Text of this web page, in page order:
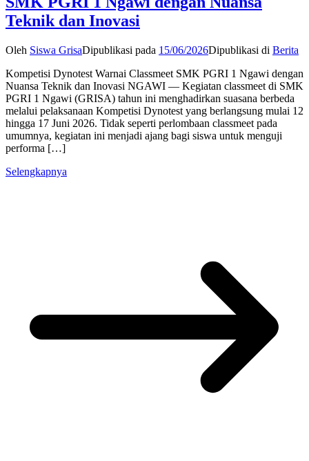
Teknik dan Inovasi
Oleh Siswa GrisaDipublikasi pada 15/06/2026Dipublikasi di Berita
Kompetisi Dynotest Warnai Classmeet SMK PGRI 1 Ngawi dengan
Nuansa Teknik dan Inovasi NGAWI — Kegiatan classmeet di SMK
PGRI 1 Ngawi (GRISA) tahun ini menghadirkan suasana berbeda
melalui pelaksanaan Kompetisi Dynotest yang berlangsung mulai 12
hingga 17 Juni 2026. Tidak seperti perlombaan classmeet pada
umumnya, kegiatan ini menjadi ajang bagi siswa untuk menguji
performa […]
Selengkapnya